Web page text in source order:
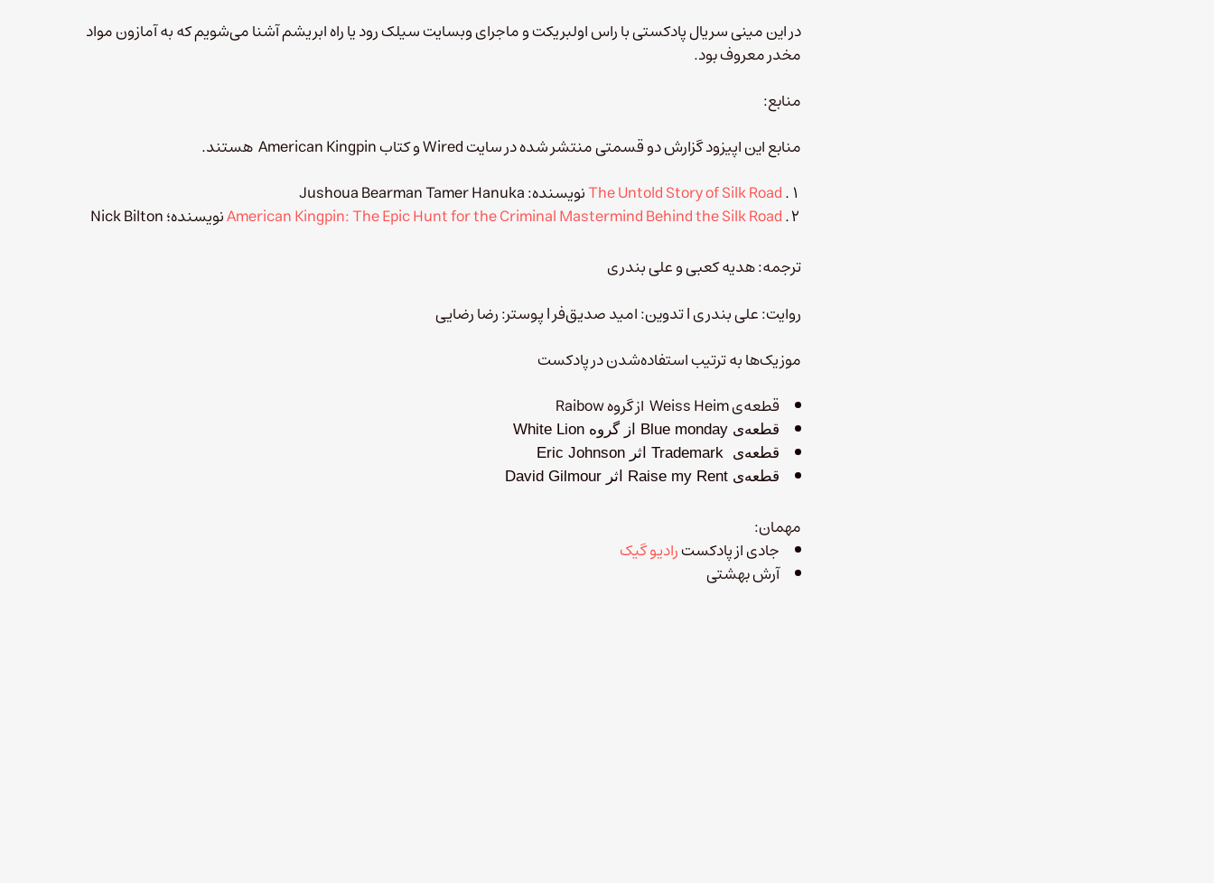
در این مینی سریال پادکستی با راس اولبریکت و ماجرای وبسایت سیلک رود یا راه ابریشم آشنا می‌شویم که به آمازون مواد
مخدر معروف بود.
منابع:
منابع این اپیزود گزارش دو قسمتی منتشر شده در سایت Wired‌ و کتاب American Kingpin هستند.
The Untold Story of Silk Roadنویسنده: Jushoua Bearman Tamer Hanuka
American Kingpin: The Epic Hunt for the Criminal Mastermind Behind the Silk Roadنویسنده؛ Nick Bilton
ترجمه: هدیه کعبی و علی بندری
روایت: علی بندریlتدوین: امید صدیق‌فرlپوستر: رضا رضایی
موزیک‌ها به ترتیب استفاده‌شدن در پادکست
قطعه‌ی Weiss Heim از گروه Raibow
قطعه‌ی Blue monday از گروه White Lion
قطعه‌ی Trademark اثر Eric Johnson
قطعه‌ی Raise my Rent اثر David Gilmour
مهمان:
جادی از پادکسترادیو گیک
آرش بهشتی